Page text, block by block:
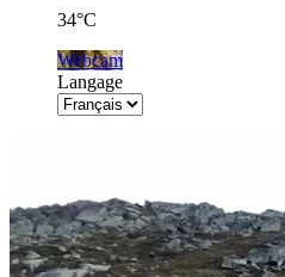
34°C
Webcam
Langage